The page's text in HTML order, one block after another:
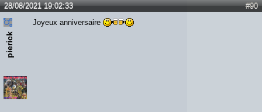
#90
28/08/2021 19:02:33
pierick
Joyeux anniversaire